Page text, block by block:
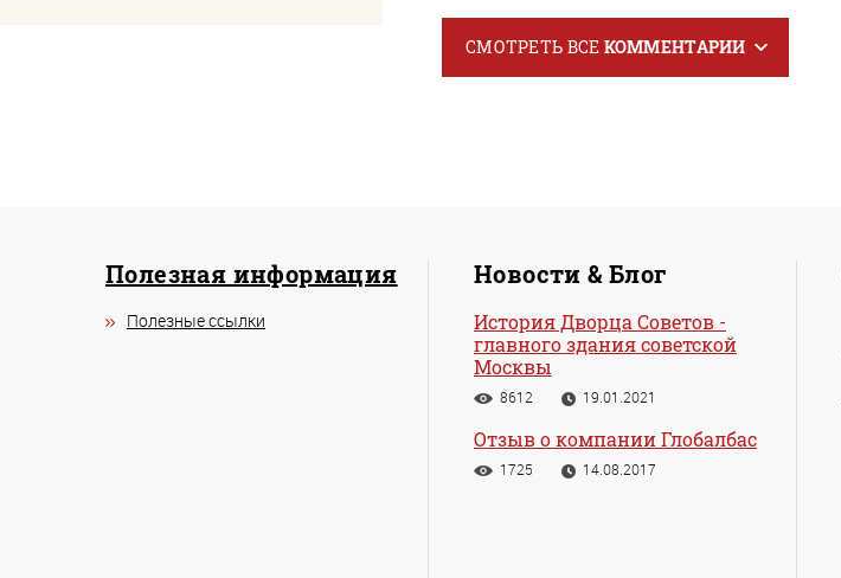
СМОТРЕТЬ ВСЕ КОММЕНТАРИИ
Полезная информация
Полезные ссылки
Новости & Блог
История Дворца Советов -
главного здания советской
Москвы
8612 19.01.2021
Отзыв о компании Глобалбас
1725 14.08.2017